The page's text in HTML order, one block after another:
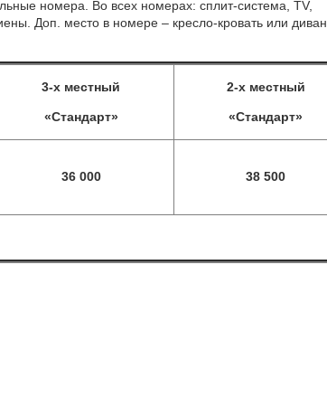
номера. Во всех номерах: сплит-система, TV,
Доп. место в номере – кресло-кровать или диван.
3-х местный
«Стандарт»
2-х местный
«Стандарт»
36 000 38 500